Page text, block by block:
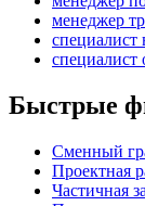
менеджер
специалист
специалист
Быстрые
Сменный
Проектная
Частичная